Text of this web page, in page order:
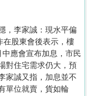
，李家誠：現水平偏
在股東會後表示，樓
應會宣布加息，市民
對住宅需求仍大，預
家誠又指，加息並不
單位就賣，貨如輪